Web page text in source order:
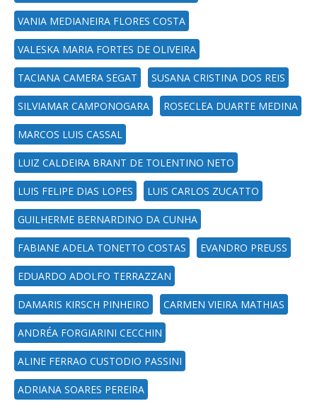
VANIA MEDIANEIRA FLORES COSTA
VALESKA MARIA FORTES DE OLIVEIRA
TACIANA CAMERA SEGAT SUSANA CRISTINA DOS REIS
SILVIAMAR CAMPONOGARA ROSECLEA DUARTE MEDINA
MARCOS LUIS CASSAL
LUIZ CALDEIRA BRANT DE TOLENTINO NETO
LUIS FELIPE DIAS LOPES LUIS CARLOS ZUCATTO
GUILHERME BERNARDINO DA CUNHA
FABIANE ADELA TONETTO COSTAS EVANDRO PREUSS
EDUARDO ADOLFO TERRAZZAN
DAMARIS KIRSCH PINHEIRO CARMEN VIEIRA MATHIAS
ANDRÉA FORGIARINI CECCHIN
ALINE FERRAO CUSTODIO PASSINI
ADRIANA SOARES PEREIRA